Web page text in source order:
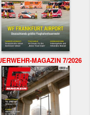
MAGAZIN 7/2026